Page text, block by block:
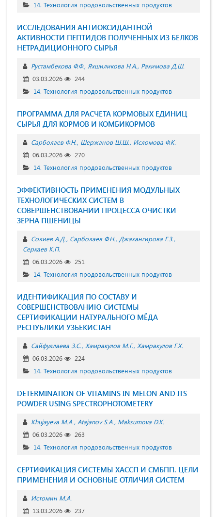
14. Технология продовольственных продуктов
ИССЛЕДОВАНИЯ АНТИОКСИДАНТНОЙ
АКТИВНОСТИ ПЕПТИДОВ ПОЛУЧЕННЫХ ИЗ БЕЛКОВ
НЕТРАДИЦИОННОГО СЫРЬЯ
Рустамбекова Ф.Ф. Яхшиликова Н.А. Рахимова Д.Ш.
03.03.2026
244
14. Технология продовольственных продуктов
ПРОГРАММА ДЛЯ РАСЧЕТА КОРМОВЫХ ЕДИНИЦ
СЫРЬЯ ДЛЯ КОРМОВ И КОМБИКОРМОВ
Сарболаев Ф.Н. Шержанов Ш.Ш. Исломова Ф.К.
06.03.2026
270
14. Технология продовольственных продуктов
ЭФФЕКТИВНОСТЬ ПРИМЕНЕНИЯ МОДУЛЬНЫХ
ТЕХНОЛОГИЧЕСКИХ СИСТЕМ В
СОВЕРШЕНСТВОВАНИИ ПРОЦЕССА ОЧИСТКИ
ЗЕРНА ПШЕНИЦЫ
Солиев А.Д. Сарболаев Ф.Н. Джахангирова Г.З.
Серкаев К.П.
06.03.2026
251
14. Технология продовольственных продуктов
ИДЕНТИФИКАЦИЯ ПО СОСТАВУ И
СОВЕРШЕНСТВОВАНИЮ СИСТЕМЫ
СЕРТИФИКАЦИИ НАТУРАЛЬНОГО МЁДА
РЕСПУБЛИКИ УЗБЕКИСТАН
Сайфуллаева З.С. Хамракулов М.Г. Хамракулов Г.Х.
06.03.2026
224
14. Технология продовольственных продуктов
DETERMINATION OF VITAMINS IN MELON AND ITS
POWDER USING SPECTROPHOTOMETERY
Khujayeva M.A. Atajanov S.A. Maksumova D.K.
06.03.2026
263
14. Технология продовольственных продуктов
СЕРТИФИКАЦИЯ СИСТЕМЫ ХАССП И СМБПП. ЦЕЛИ
ПРИМЕНЕНИЯ И ОСНОВНЫЕ ОТЛИЧИЯ СИСТЕМ
Истомин М.А.
13.03.2026
237